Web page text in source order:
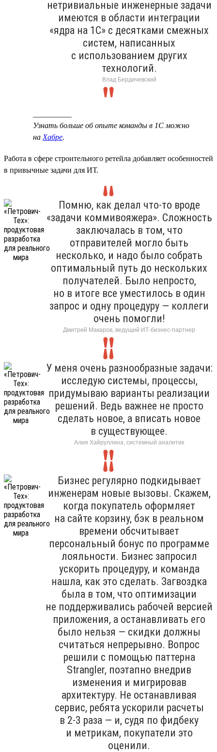
нетривиальные инженерные задачи
имеются в области интеграции
«ядра на 1С» с десятками смежных
систем, написанных
с использованием других
технологий.
Влад Бердичевский
Узнать больше об опыте команды в 1С можно
на Хабре.
Работа в сфере строительного ретейла добавляет особенностей
в привычные задачи для ИТ.
Помню, как делал что-то вроде
«задачи коммивояжера». Сложность
заключалась в том, что
отправителей могло быть
несколько, и надо было собрать
оптимальный путь до нескольких
получателей. Было непросто,
но в итоге все уместилось в один
запрос и одну процедуру — коллеги
очень помогли!
Дмитрий Макаров, ведущий ИТ-бизнес-партнер
У меня очень разнообразные задачи:
исследую системы, процессы,
придумываю варианты реализации
решений. Ведь важнее не просто
сделать новое, а вписать новое
в существующее.
Алия Хайруллина, системный аналитик
Бизнес регулярно подкидывает
инженерам новые вызовы. Скажем,
когда покупатель оформляет
на сайте корзину, бэк в реальном
времени обсчитывает
персональный бонус по программе
лояльности. Бизнес запросил
ускорить процедуру, и команда
нашла, как это сделать. Загвоздка
была в том, что оптимизации
не поддерживались рабочей версией
приложения, а останавливать его
было нельзя — скидки должны
считаться непрерывно. Вопрос
решили с помощью паттерна
Strangler, поэтапно внедрив
изменения и мигрировав
архитектуру. Не останавливая
сервис, ребята ускорили расчеты
в 2‑3 раза — и, судя по фидбеку
и метрикам, покупатели это
оценили.